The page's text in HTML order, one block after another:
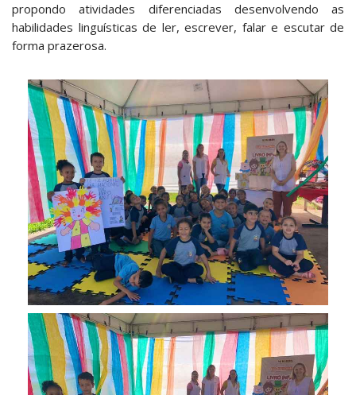
propondo atividades diferenciadas desenvolvendo as
habilidades linguísticas de ler, escrever, falar e escutar de
forma prazerosa.